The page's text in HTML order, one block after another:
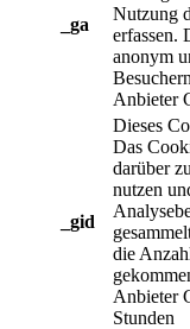
_ga
Nutzung
erfassen.
anonym
Anbieter
_gid
Dieses
Das
darüber
nutzen
die
Anbieter
Stunden